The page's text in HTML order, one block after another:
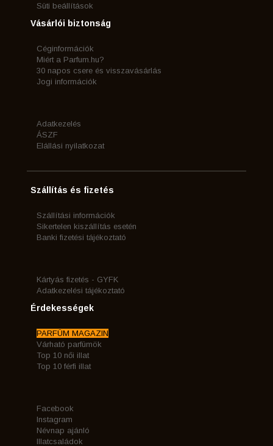
Süti beállítások
Vásárlói biztonság
Céginformációk
Miért a Parfum.hu?
30 napos csere és visszavásárlás
Jogi információk
Adatkezelés
ÁSZF
Elállási nyilatkozat
Szállítás és fizetés
Szállítási információk
Sikertelen kiszállítás esetén
Banki fizetési tájékoztató
Kártyás fizetés - GYFK
Adatkezelési tájékoztató
Érdekességek
PARFÜM MAGAZIN
Várható parfümök
Top 10 női illat
Top 10 férfi illat
Facebook
Instagram
Névnap ajánló
Illatcsaládok